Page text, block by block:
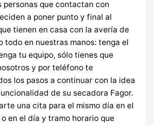
personas que contactan con
a poner punto y final al
tienen en casa con la avería de
todo en nuestras manos: tenga el
tu equipo, sólo tienes que
y por teléfono te
los pasos a continuar con la idea
de su secadora Fagor.
una cita para el mismo día en el
en el día y tramo horario que